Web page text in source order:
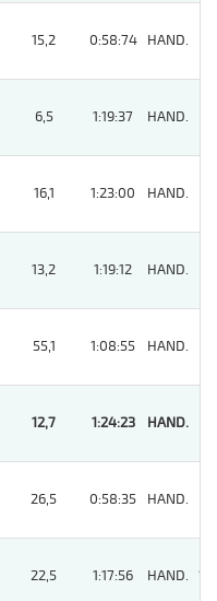
15,2 0:58:74 HAND.
6,5 1:19:37 HAND.
16,1 1:23:00 HAND.
13,2 1:19:12 HAND.
55,1 1:08:55 HAND.
12,7 1:24:23 HAND.
26,5 0:58:35 HAND.
22,5 1:17:56 HAND. 10